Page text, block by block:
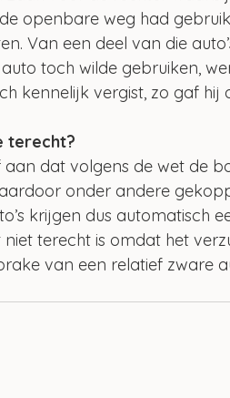
openbare weg had
Van een deel van die
toch wilde gebruiken,
kennelijk vergist, zo gaf hij
terecht?
aan dat volgens de wet de
onder andere
krijgen dus automatisch
terecht is omdat het
van een relatief zware